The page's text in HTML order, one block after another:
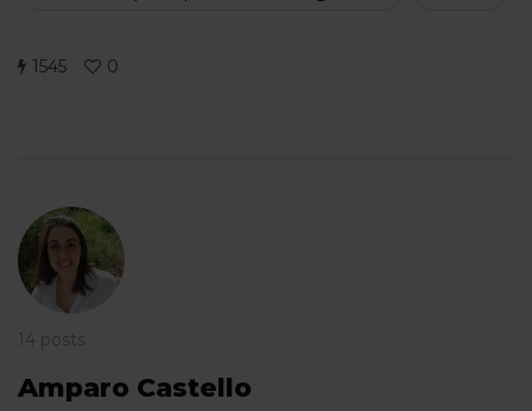
1545 0
14 posts
Amparo Castello